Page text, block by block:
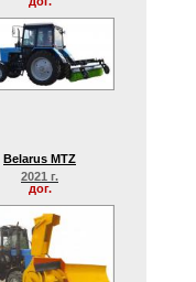
Belarus MTZ
2021 г.
дог.